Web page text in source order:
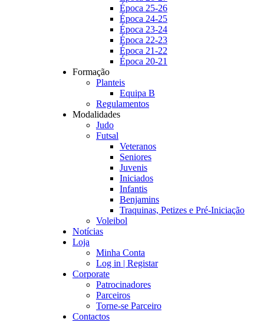
Época 25-26
Época 24-25
Época 23-24
Época 22-23
Época 21-22
Época 20-21
Formação
Planteis
Equipa B
Regulamentos
Modalidades
Judo
Futsal
Veteranos
Seniores
Juvenis
Iniciados
Infantis
Benjamins
Traquinas, Petizes e Pré-Iniciação
Voleibol
Notícias
Loja
Minha Conta
Log in | Registar
Corporate
Patrocinadores
Parceiros
Torne-se Parceiro
Contactos